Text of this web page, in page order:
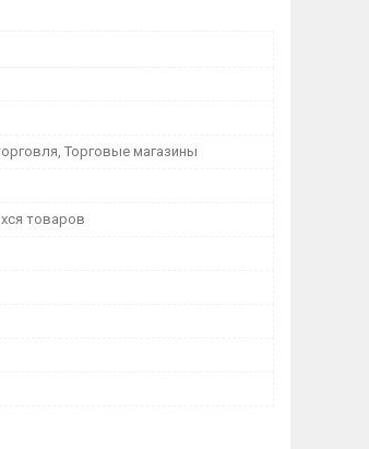
Торговые магазины
товаров